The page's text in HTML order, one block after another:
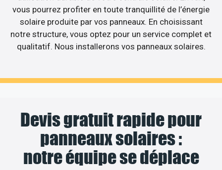
vous pourrez profiter en toute tranquillité de l’énergie
solaire produite par vos panneaux. En choisissant
notre structure, vous optez pour un service complet et
qualitatif. Nous installerons vos panneaux solaires.
Devis gratuit rapide pour
panneaux solaires :
notre équipe se déplace